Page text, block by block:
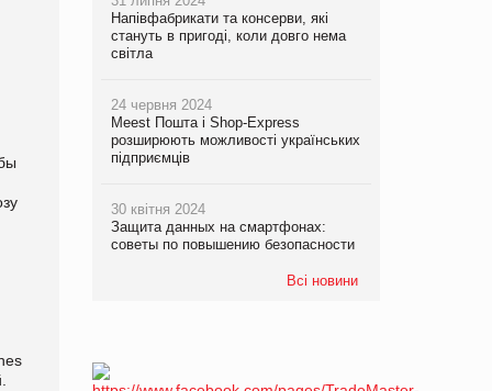
Напівфабрикати та консерви, які
стануть в пригоді, коли довго нема
світла
24 червня 2024
Meest Пошта і Shop-Express
розширюють можливості українських
підприємців
30 квітня 2024
Защита данных на смартфонах:
советы по повышению безопасности
Всі новини